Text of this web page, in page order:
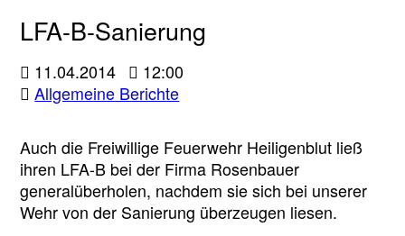
LFA-B-Sanierung
11.04.2014
12:00
Allgemeine Berichte
Auch die Freiwillige Feuerwehr Heiligenblut ließ
ihren LFA-B bei der Firma Rosenbauer
generalüberholen, nachdem sie sich bei unserer
Wehr von der Sanierung überzeugen liesen.